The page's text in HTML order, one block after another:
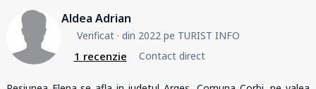
Aldea Adrian
Verificat· din 2022 pe TURIST INFO
1 recenzie Contact direct